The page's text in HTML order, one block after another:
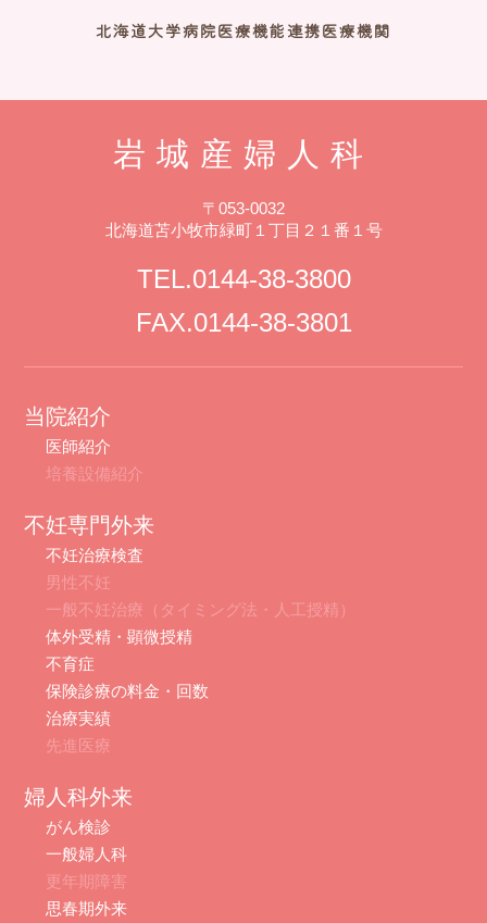
北海道大学病院医療機能連携医療機関
岩城産婦人科
〒053-0032
北海道苫小牧市緑町１丁目２１番１号
TEL.0144-38-3800
FAX.0144-38-3801
当院紹介
医師紹介
培養設備紹介
不妊専門外来
不妊治療検査
男性不妊
一般不妊治療（タイミング法・人工授精）
体外受精・顕微授精
不育症
保険診療の料金・回数
治療実績
先進医療
婦人科外来
がん検診
一般婦人科
更年期障害
思春期外来